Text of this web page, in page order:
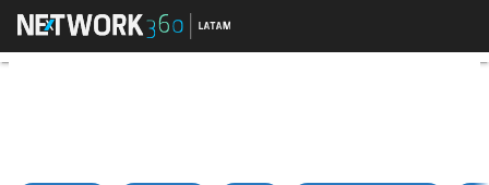
Global 66, una fintech chilena